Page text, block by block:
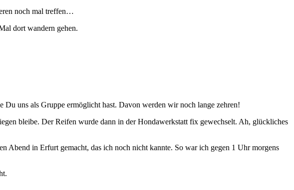
noch mal treffen…
dort wandern gehen.
uns als Gruppe ermöglicht hast. Davon werden wir noch lange zehren!
bleibe. Der Reifen wurde dann in der Hondawerkstatt fix gewechselt. Ah, glückliches
Abend in Erfurt gemacht, das ich noch nicht kannte. So war ich gegen 1 Uhr morgens